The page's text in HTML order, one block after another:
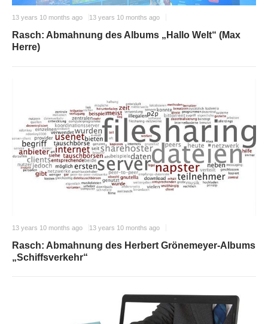
13 years 10 months ago 13 years 10 months ago
Rasch: Abmahnung des Albums „Hallo Welt“ (Max
Herre)
13 years 10 months ago 13 years 10 months ago
Rasch: Abmahnung des Herbert Grönemeyer-Albums
„Schiffsverkehr“